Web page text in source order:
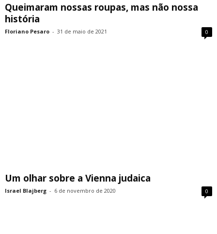
Queimaram nossas roupas, mas não nossa
história
Floriano Pesaro - 31 de maio de 2021 0
Um olhar sobre a Vienna judaica
Israel Blajberg - 6 de novembro de 2020 0